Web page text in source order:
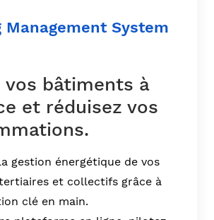
Management System
vos bâtiments à
et réduisez vos
gestion énergétique de vos
et collectifs grâce à
clé en main.